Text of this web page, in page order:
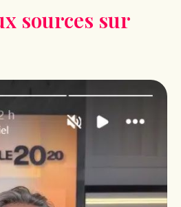
sources sur